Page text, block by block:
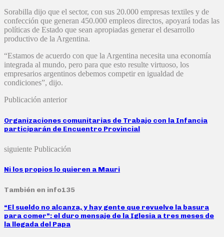
Sorabilla dijo que el sector, con sus 20.000 empresas textiles y de
confección que generan 450.000 empleos directos, apoyará todas las
políticas de Estado que sean apropiadas generar el desarrollo
productivo de la Argentina.
“Estamos de acuerdo con que la Argentina necesita una economía
integrada al mundo, pero para que esto resulte virtuoso, los
empresarios argentinos debemos competir en igualdad de
condiciones”, dijo.
Publicación anterior
Organizaciones comunitarias de Trabajo con la Infancia
participarán de Encuentro Provincial
siguiente Publicación
Ni los propios lo quieren a Mauri
También en info135
“El sueldo no alcanza, y hay gente que revuelve la basura
para comer”: el duro mensaje de la Iglesia a tres meses de
la llegada del Papa